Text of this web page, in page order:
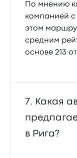
По мнению
компанией
этом
средним
основе 213
Какая
в Рига?